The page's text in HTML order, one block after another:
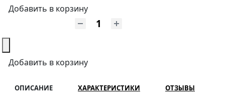
Добавить в корзину
Добавить в корзину
ОПИСАНИЕ ХАРАКТЕРИСТИКИ ОТЗЫВЫ